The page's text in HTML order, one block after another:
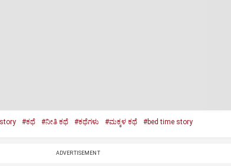
#ಕಥೆ #ನೀತಿ ಕಥೆ #ಕಥೆಗಳು #ಮಕ್ಕಳ ಕಥೆ #bed time story
ADVERTISEMENT